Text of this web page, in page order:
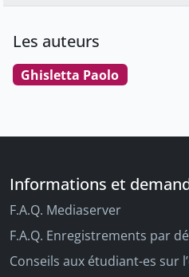
Les auteurs
Ghisletta Paolo
Informations et
F.A.Q. Mediaserver
F.A.Q. Enregistrements par
Conseils aux étudiant-es sur